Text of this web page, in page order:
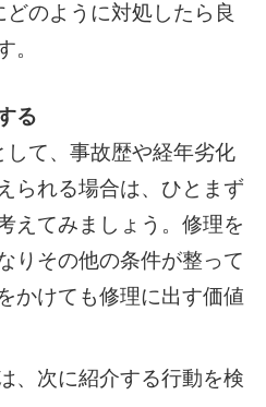
のように対処したら良
。
る
て、事故歴や経年劣化
られる場合は、ひとまず
えてみましょう。修理を
りその他の条件が整って
かけても修理に出す価値
、次に紹介する行動を検